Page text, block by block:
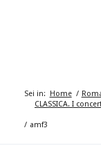
Sei in: Home /
CLASSICA. I
/ amf3